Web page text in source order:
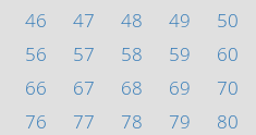
46 47 48 49
50
56 57 58 59
60
66 67 68 69
70
76 77 78 79
80